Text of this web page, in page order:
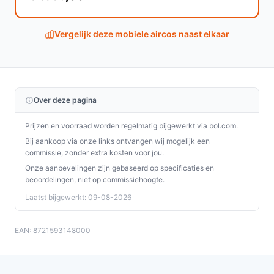
bedienen.
Beweegbaar: Nee / Dakairco:betekent dat dit een
vaste dakmontage-unit is, niet een mobiele airco
die je makkelijk verplaatst.
Veelgestelde vragen
Is dit geschikt voor thuisgebruik / intensief gebruik /
dagelijks gebruik?
Voor thuisgebruik in een vaste woning is dit model niet
Voor dagelijks gebruik in een voertuig is het geschikt
Vergelijk deze mobiele aircos naast elkaar
Over deze pagina
Prijzen en voorraad worden regelmatig bijgewerkt via bol.com.
Bij aankoop via onze links ontvangen wij mogelijk een
commissie, zonder extra kosten voor jou.
Onze aanbevelingen zijn gebaseerd op specificaties en
beoordelingen, niet op commissiehoogte.
Laatst bijgewerkt: 09-08-2026
EAN: 8721593148000